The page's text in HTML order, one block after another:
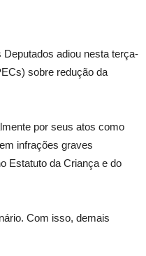
adiou nesta terça-
sobre redução da
por seus atos como
infrações graves
Estatuto da Criança e do
Com isso, demais